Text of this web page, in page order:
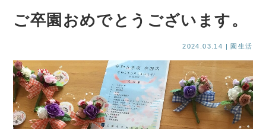
ご卒園おめでとうございます。
2024.03.14 | 園生活